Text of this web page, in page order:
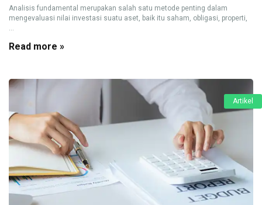
Analisis fundamental merupakan salah satu metode penting dalam
mengevaluasi nilai investasi suatu aset, baik itu saham, obligasi, properti,
Read more »
Artikel